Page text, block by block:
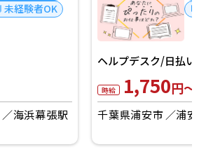
未経験者OK
海浜幕張駅
ヘルプデスク/日払い
時給 1,750円～
千葉県浦安市 浦